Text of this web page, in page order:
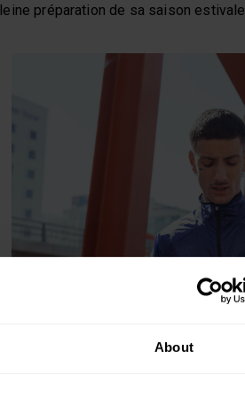
About
préparation de sa saison estivale.